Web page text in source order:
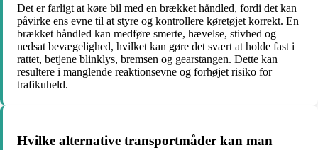
Det er farligt at køre bil med en brækket håndled, fordi det kan
påvirke ens evne til at styre og kontrollere køretøjet korrekt. En
brækket håndled kan medføre smerte, hævelse, stivhed og
nedsat bevægelighed, hvilket kan gøre det svært at holde fast i
rattet, betjene blinklys, bremsen og gearstangen. Dette kan
resultere i manglende reaktionsevne og forhøjet risiko for
trafikuheld.
Hvilke alternative transportmåder kan man